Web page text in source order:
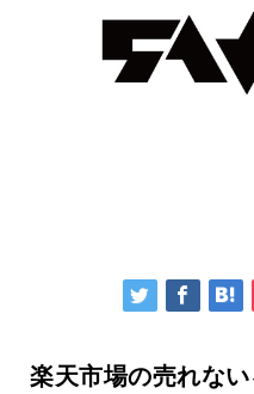
楽天市場の売れな